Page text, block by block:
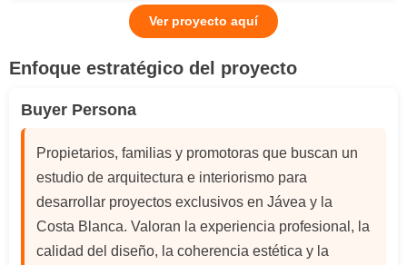
Ver proyecto aquí
Enfoque estratégico del proyecto
Buyer Persona
Propietarios, familias y promotoras que buscan un
estudio de arquitectura e interiorismo para
desarrollar proyectos exclusivos en Jávea y la
Costa Blanca. Valoran la experiencia profesional, la
calidad del diseño, la coherencia estética y la